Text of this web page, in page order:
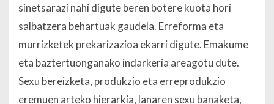
sinetsarazi nahi digute beren botere kuota hori
salbatzera behartuak gaudela. Erreforma eta
murrizketek prekarizazioa ekarri digute. Emakume
eta baztertuonganako indarkeria areagotu dute.
Sexu bereizketa, produkzio eta erreprodukzio
eremuen arteko hierarkia, lanaren sexu banaketa,